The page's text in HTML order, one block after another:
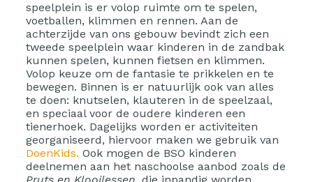
speelplein is er volop ruimte om te spelen,
voetballen, klimmen en rennen. Aan de
achterzijde van ons gebouw bevindt zich een
tweede speelplein waar kinderen in de zandbak
kunnen spelen, kunnen fietsen en klimmen.
Volop keuze om de fantasie te prikkelen en te
bewegen. Binnen is er natuurlijk ook van alles
te doen: knutselen, klauteren in de speelzaal,
en speciaal voor de oudere kinderen een
tienerhoek. Dagelijks worden er activiteiten
georganiseerd, hiervoor maken we gebruik van
DoenKids. Ook mogen de BSO kinderen
deelnemen aan het naschoolse aanbod zoals de